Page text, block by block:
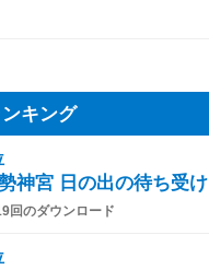
キング
神宮 日の出の待ち受け
回のダウンロード